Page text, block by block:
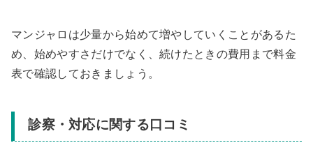
マンジャロは少量から始めて増やしていくことがあるた
め、始めやすさだけでなく、続けたときの費用まで料金
表で確認しておきましょう。
診察・対応に関する口コミ